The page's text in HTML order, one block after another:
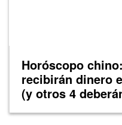
Horóscopo
recibirán dinero
(y otros 4